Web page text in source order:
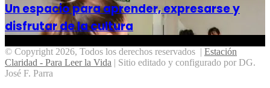
Un espacio para aprender, expresarse y
disfrutar de la cultura
© Copyright 2026, Todos los derechos reservados | Estación
Claridad - Para Leer la Vida | Sitio editado y configurado por DG.
José F. Parra